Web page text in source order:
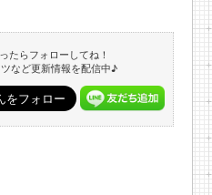
たらフォローしてね！
など更新情報を配信中♪